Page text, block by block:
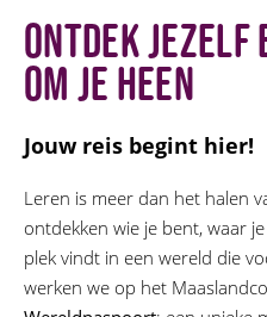
Ontdek jezelf
om je heen
Jouw reis begint hier!
Leren is meer dan het halen
ontdekken wie je bent, waar
plek vindt in een wereld die
werken we op het